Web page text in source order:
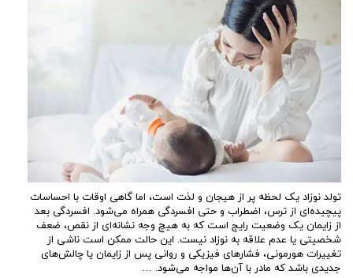
تولد نوزاد یک لحظه پر از هیجان و لذت است، اما گاهی اوقات با احساسات
پیچیده‌ای از ترس، اضطراب و حتی افسردگی همراه می‌شود. افسردگی بعد
از زایمان یک وضعیت رایج است که به هیچ وجه نشانه‌ای از نقص، ضعف
شخصیتی یا عدم علاقه به نوزاد نیست. این حالت ممکن است ناشی از
تغییرات هورمونی، فشارهای فیزیکی و روانی پس از زایمان یا چالش‌های
جدیدی باشد که مادر با آن‌ها مواجه می‌شود. …